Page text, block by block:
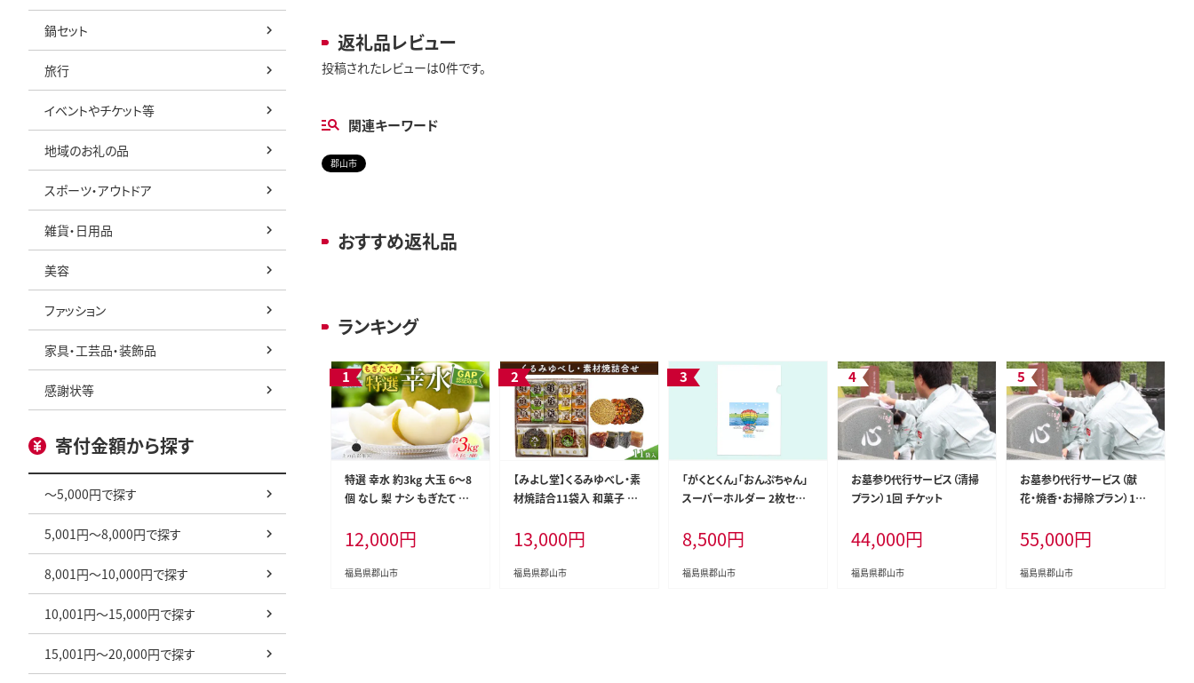
鍋セット
旅行
イベントやチケット等
地域のお礼の品
スポーツ・アウトドア
雑貨・日用品
美容
ファッション
家具・工芸品・装飾品
感謝状等
寄付金額から探す
～5,000円で探す
5,001円～8,000円で探す
8,001円～10,000円で探す
10,001円～15,000円で探す
15,001円～20,000円で探す
返礼品レビュー
投稿されたレビューは0件です。
関連キーワード
郡山市
おすすめ返礼品
ランキング
特選 幸水 約3kg 大玉 6～8
個 なし 梨 ナシ もぎたて 甘
送 贈り物 贈答用 送料無料
上の山 彩果園 うえのやま さ
いかえん 福島県 郡山市
12,000円
福島県郡山市
【みよし堂】くるみゆべし・素
材焼詰合11袋入 和菓子 ス
13,000円
福島県郡山市
「がくとくん」「おんぷちゃん」
スーパーホルダー 2枚セット
8,500円
福島県郡山市
お墓参り代行サービス（清掃
プラン）1回 チケット
44,000円
福島県郡山市
お墓参り代行サービス（献
花・焼香・お掃除プラン）1回
55,000円
福島県郡山市